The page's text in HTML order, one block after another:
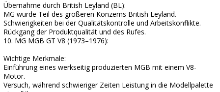
Übernahme durch British Leyland (BL):
MG wurde Teil des größeren Konzerns British Leyland.
Schwierigkeiten bei der Qualitätskontrolle und Arbeitskonflikte.
Rückgang der Produktqualität und des Rufes.
10. MG MGB GT V8 (1973–1976):
Wichtige Merkmale:
Einführung eines werkseitig produzierten MGB mit einem V8-
Motor.
Versuch, während schwieriger Zeiten Leistung in die Modellpalette